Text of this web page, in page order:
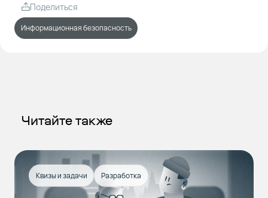
Поделиться
Информационная безопасность
Читайте также
Квизы и задачи Разработка